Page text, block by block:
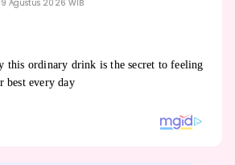
Agustus 2026 WIB